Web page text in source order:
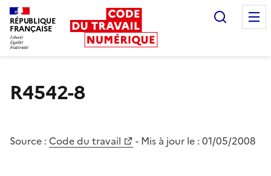
RÉPUBLIQUE
FRANÇAISE
R4542-8
Source : Code du travail - Mis à jour le : 01/05/2008